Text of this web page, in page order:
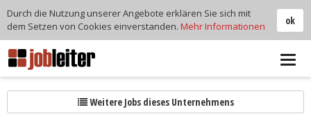
Weitere Jobs dieses Unternehmens
ok
Durch die Nutzung unserer Angebote erklären Sie sich mit
dem Setzen von Cookies einverstanden. Mehr Informationen